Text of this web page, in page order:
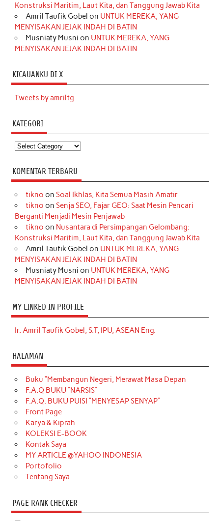
Konstruksi Maritim, Laut Kita, dan Tanggung Jawab Kita
Amril Taufik Gobel on UNTUK MEREKA, YANG
MENYISAKAN JEJAK INDAH DI BATIN
Musniaty Musni on UNTUK MEREKA, YANG
MENYISAKAN JEJAK INDAH DI BATIN
KICAUANKU DI X
Tweets by amriltg
KATEGORI
Kategori
KOMENTAR TERBARU
tikno on Soal Ikhlas, Kita Semua Masih Amatir
tikno on Senja SEO, Fajar GEO: Saat Mesin Pencari
Berganti Menjadi Mesin Penjawab
tikno on Nusantara di Persimpangan Gelombang:
Konstruksi Maritim, Laut Kita, dan Tanggung Jawab Kita
Amril Taufik Gobel on UNTUK MEREKA, YANG
MENYISAKAN JEJAK INDAH DI BATIN
Musniaty Musni on UNTUK MEREKA, YANG
MENYISAKAN JEJAK INDAH DI BATIN
MY LINKED IN PROFILE
Ir. Amril Taufik Gobel, S.T, IPU, ASEAN Eng.
HALAMAN
Buku “Membangun Negeri, Merawat Masa Depan
F.A.Q BUKU “NARSIS”
F.A.Q. BUKU PUISI “MENYESAP SENYAP”
Front Page
Karya & Kiprah
KOLEKSI E-BOOK
Kontak Saya
MY ARTICLE @YAHOO INDONESIA
Portofolio
Tentang Saya
PAGE RANK CHECKER